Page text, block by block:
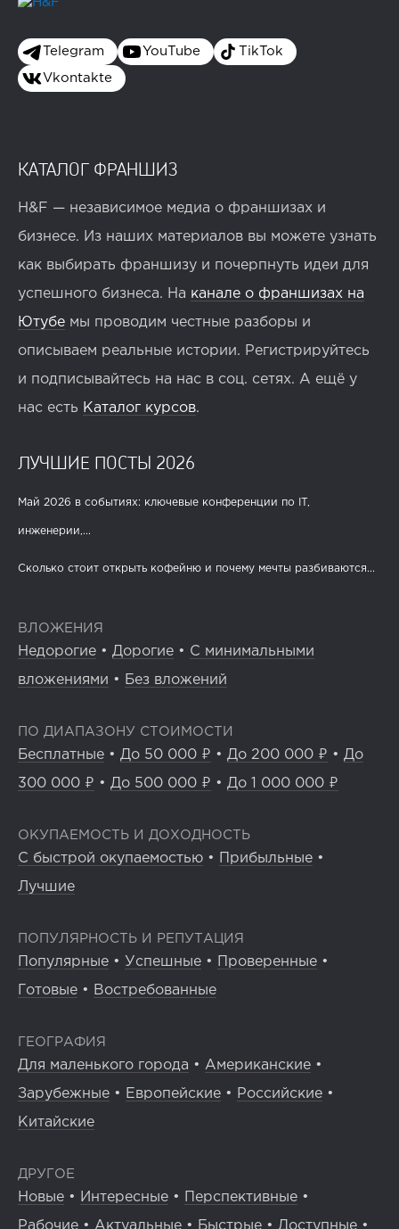
Telegram YouTube TikTok
Vkontakte
КАТАЛОГ ФРАНШИЗ
H&F — независимое медиа о франшизах и
бизнесе. Из наших материалов вы можете узнать
как выбирать франшизу и почерпнуть идеи для
успешного бизнеса. На канале о франшизах на
Ютубе мы проводим честные разборы и
описываем реальные истории. Регистрируйтесь
и подписывайтесь на нас в соц. сетях. А ещё у
нас есть Каталог курсов.
ЛУЧШИЕ ПОСТЫ 2026
Май 2026 в событиях: ключевые конференции по IT,
инженерии,...
Сколько стоит открыть кофейню и почему мечты разбиваются...
ВЛОЖЕНИЯ
Недорогие • Дорогие • С минимальными
вложениями • Без вложений
ПО ДИАПАЗОНУ СТОИМОСТИ
Бесплатные • До 50 000 ₽ • До 200 000 ₽ • До
300 000 ₽ • До 500 000 ₽ • До 1 000 000 ₽
ОКУПАЕМОСТЬ И ДОХОДНОСТЬ
С быстрой окупаемостью • Прибыльные •
Лучшие
ПОПУЛЯРНОСТЬ И РЕПУТАЦИЯ
Популярные • Успешные • Проверенные •
Готовые • Востребованные
ГЕОГРАФИЯ
Для маленького города • Американские •
Зарубежные • Европейские • Российские •
Китайские
ДРУГОЕ
Новые • Интересные • Перспективные •
Рабочие • Актуальные • Быстрые • Доступные •